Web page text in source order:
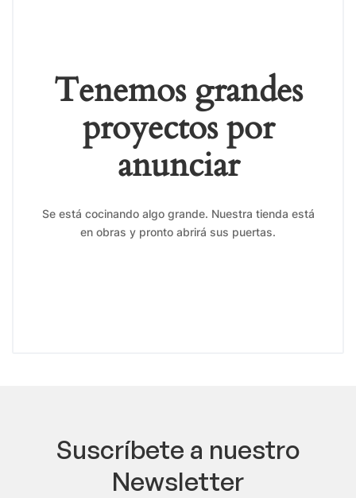
Tenemos grandes
proyectos por
anunciar
Se está cocinando algo grande. Nuestra tienda está
en obras y pronto abrirá sus puertas.
Suscríbete a nuestro
Newsletter